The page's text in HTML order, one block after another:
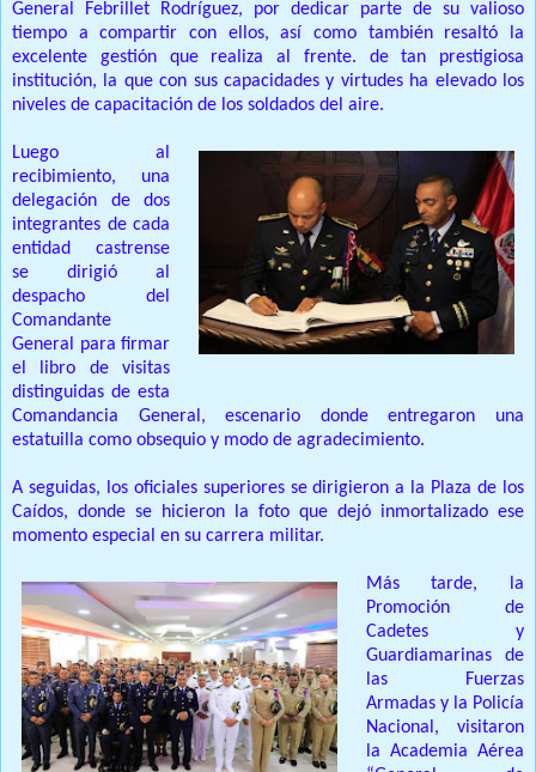
General Febrillet Rodríguez, por dedicar parte de su valioso
tiempo a compartir con ellos, así como también resaltó la
excelente gestión que realiza al frente. de tan prestigiosa
institución, la que con sus capacidades y virtudes ha elevado los
niveles de capacitación de los soldados del aire.
Luego al
recibimiento, una
delegación de dos
integrantes de cada
entidad castrense
se dirigió al
despacho del
Comandante
General para firmar
el libro de visitas
distinguidas de esta
Comandancia General, escenario donde entregaron una
estatuilla como obsequio y modo de agradecimiento.
A seguidas, los oficiales superiores se dirigieron a la Plaza de los
Caídos, donde se hicieron la foto que dejó inmortalizado ese
momento especial en su carrera militar.
Más tarde, la
Promoción de
Cadetes y
Guardiamarinas de
las Fuerzas
Armadas y la Policía
Nacional, visitaron
la Academia Aérea